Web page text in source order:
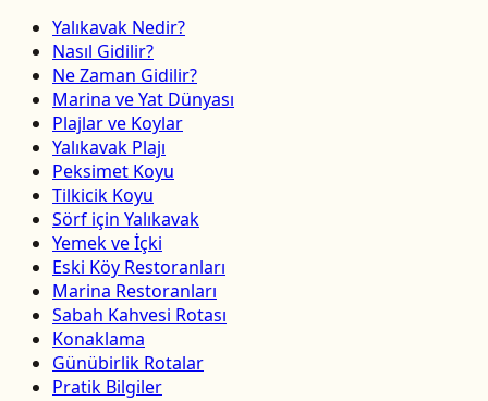
Yalıkavak Nedir?
Nasıl Gidilir?
Ne Zaman Gidilir?
Marina ve Yat Dünyası
Plajlar ve Koylar
Yalıkavak Plajı
Peksimet Koyu
Tilkicik Koyu
Sörf için Yalıkavak
Yemek ve İçki
Eski Köy Restoranları
Marina Restoranları
Sabah Kahvesi Rotası
Konaklama
Günübirlik Rotalar
Pratik Bilgiler